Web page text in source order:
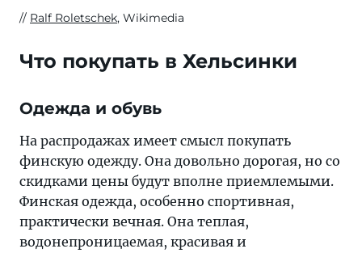
Ralf Roletschek, Wikimedia
Что покупать в Хельсинки
Одежда и обувь
На распродажах имеет смысл покупать
финскую одежду. Она довольно дорогая, но со
скидками цены будут вполне приемлемыми.
Финская одежда, особенно спортивная,
практически вечная. Она теплая,
водонепроницаемая, красивая и